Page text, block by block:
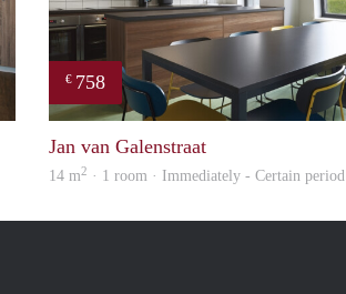
€ 758
Jan van Galenstraat
14 m2 · 1 room · Immediately - Certain period